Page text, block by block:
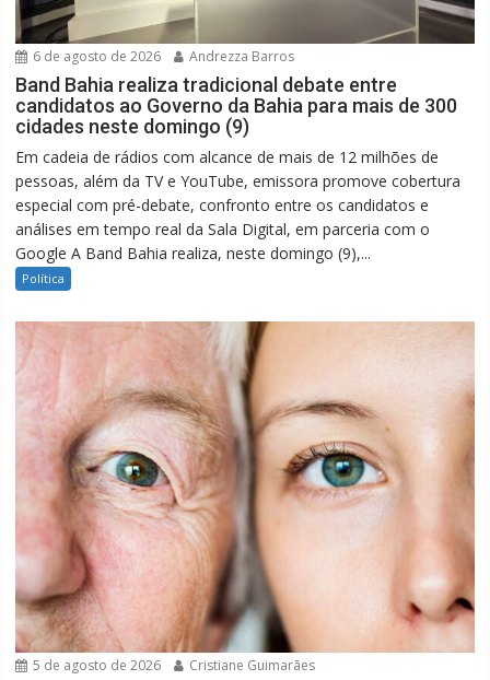
6 de agosto de 2026 Andrezza Barros
Band Bahia realiza tradicional debate entre
candidatos ao Governo da Bahia para mais de 300
cidades neste domingo (9)
Em cadeia de rádios com alcance de mais de 12 milhões de
pessoas, além da TV e YouTube, emissora promove cobertura
especial com pré-debate, confronto entre os candidatos e
análises em tempo real da Sala Digital, em parceria com o
Google A Band Bahia realiza, neste domingo (9),...
Política
5 de agosto de 2026 Cristiane Guimarães